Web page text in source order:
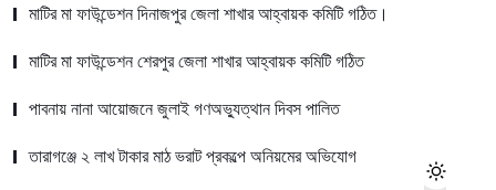
মাটির মা ফাউন্ডেশন দিনাজপুর জেলা শাখার আহ্বায়ক কমিটি গঠিত।
মাটির মা ফাউন্ডেশন শেরপুর জেলা শাখার আহ্বায়ক কমিটি গঠিত
পাবনায় নানা আয়োজনে জুলাই গণঅভ্যুত্থান দিবস পালিত
তারাগঞ্জে ২ লাখ টাকার মাঠ ভরাট প্রকল্পে অনিয়মের অভিযোগ